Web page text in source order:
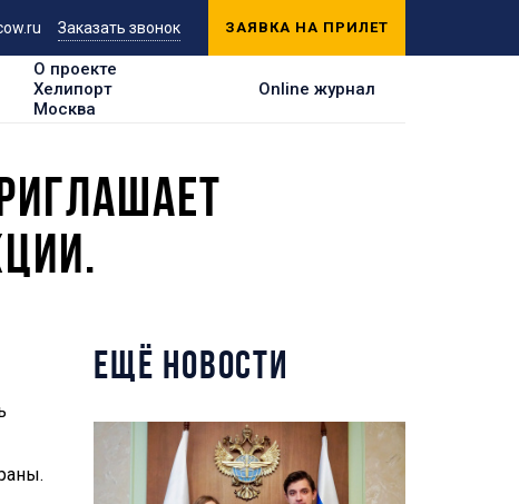
Заказать звонок ЗАЯВКА НА ПРИЛЕТ
О проекте
Хелипорт
Москва
Online журнал
ЕЩЁ НОВОСТИ